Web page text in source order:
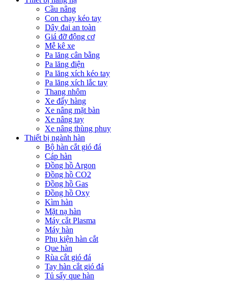
Cầu nâng
Con chạy kéo tay
Dây đai an toàn
Giá đỡ động cơ
Mễ kê xe
Pa lăng cân bằng
Pa lăng điện
Pa lăng xích kéo tay
Pa lăng xích lắc tay
Thang nhôm
Xe đẩy hàng
Xe nâng mặt bàn
Xe nâng tay
Xe nâng thùng phuy
Thiết bị ngành hàn
Bộ hàn cắt gió đá
Cáp hàn
Đồng hồ Argon
Đồng hồ CO2
Đồng hồ Gas
Đồng hồ Oxy
Kìm hàn
Mặt nạ hàn
Máy cắt Plasma
Máy hàn
Phụ kiện hàn cắt
Que hàn
Rùa cắt gió đá
Tay hàn cắt gió đá
Tủ sấy que hàn